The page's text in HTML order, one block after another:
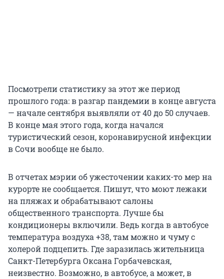
Посмотрели статистику за этот же период
прошлого года: в разгар пандемии в конце августа
— начале сентября выявляли от 40 до 50 случаев.
В конце мая этого года, когда начался
туристический сезон, коронавирусной инфекции
в Сочи вообще не было.
В отчетах мэрии об ужесточении каких-то мер на
курорте не сообщается. Пишут, что моют лежаки
на пляжах и обрабатывают салоны
общественного транспорта. Лучше бы
кондиционеры включили. Ведь когда в автобусе
температура воздуха +38, там можно и чуму с
холерой подцепить. Где заразилась жительница
Санкт-Петербурга Оксана Горбачевская,
неизвестно. Возможно, в автобусе, а может, в